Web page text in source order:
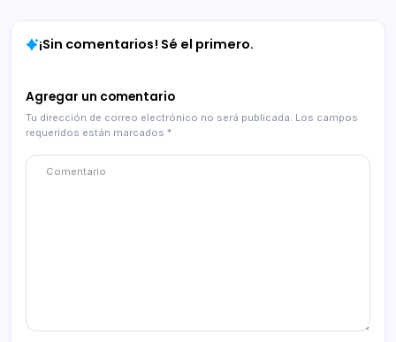
¡Sin comentarios! Sé el primero.
Agregar un comentario
Tu dirección de correo electrónico no será publicada. Los campos
requeridos están marcados *